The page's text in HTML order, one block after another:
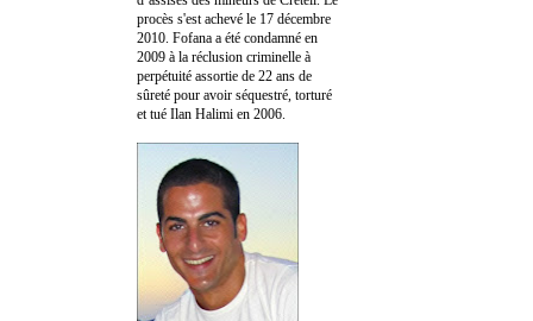
procès s'est achevé le 17 décembre
2010. Fofana a été condamné en
2009 à la réclusion criminelle à
perpétuité assortie de 22 ans de
sûreté pour avoir séquestré, torturé
et tué Ilan Halimi en 2006.